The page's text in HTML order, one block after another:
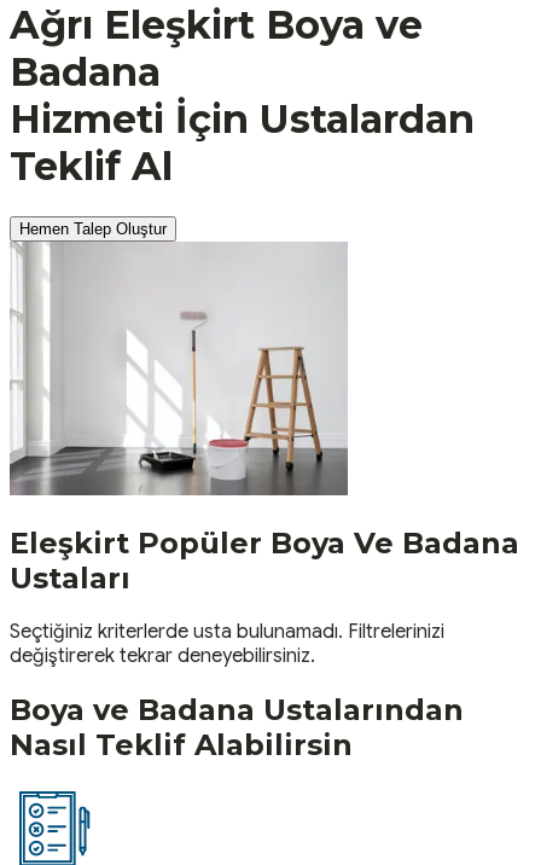
Ağrı Eleşkirt Boya ve
Badana
Hizmeti İçin Ustalardan
Teklif Al
Hemen Talep Oluştur
Eleşkirt Popüler Boya Ve Badana
Ustaları
Seçtiğiniz kriterlerde usta bulunamadı. Filtrelerinizi
değiştirerek tekrar deneyebilirsiniz.
Boya ve Badana Ustalarından
Nasıl Teklif Alabilirsin